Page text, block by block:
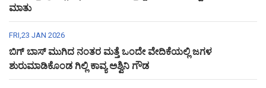
ಮಾತು
FRI,23 JAN 2026
ಬಿಗ್ ಬಾಸ್ ಮುಗಿದ ನಂತರ ಮತ್ತೆ ಒಂದೇ ವೇದಿಕೆಯಲ್ಲಿ ಜಗಳ
ಶುರುಮಾಡಿಕೊಂಡ ಗಿಲ್ಲಿ ಕಾವ್ಯ ಅಶ್ವಿನಿ ಗೌಡ